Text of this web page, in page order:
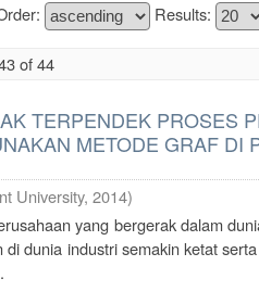
Results:
of 44
TERPENDEK PROSES
METODE GRAF DI
University, 2014)
yang bergerak dalam
dunia industri semakin ketat